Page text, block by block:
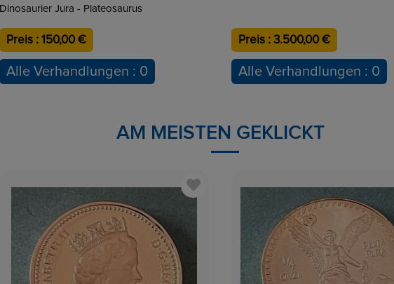
Dinosaurier Jura - Plateosaurus
Preis : 150,00 €
Alle Verhandlungen : 0
Preis : 3.500,00 €
Alle Verhandlungen : 0
AM MEISTEN GEKLICKT